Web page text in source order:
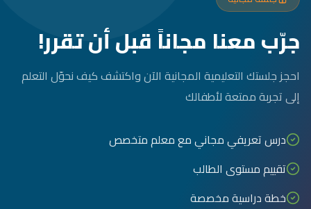
جرّب معنا مجاناً قبل أن تقرر!
احجز جلستك التعليمية المجانية الآن واكتشف كيف نحوّل التعلم
إلى تجربة ممتعة لأطفالك
درس تعريفي مجاني مع معلم متخصص
تقييم مستوى الطالب
خطة دراسية مخصصة